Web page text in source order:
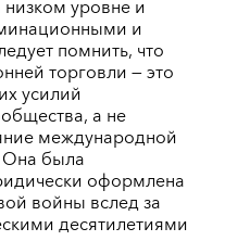
уровне и
и
помнить, что
торговли — это
усилий
а не
международной
Она была
оформлена
войны вслед за
десятилетиями